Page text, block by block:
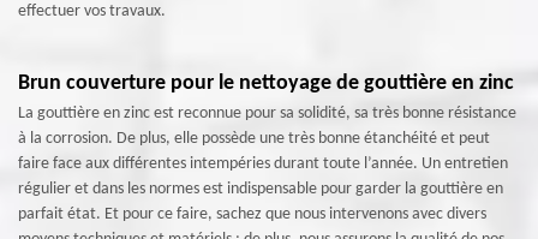
effectuer vos travaux.
Brun couverture pour le nettoyage de gouttière en zinc
La gouttière en zinc est reconnue pour sa solidité, sa très bonne résistance
à la corrosion. De plus, elle possède une très bonne étanchéité et peut
faire face aux différentes intempéries durant toute l’année. Un entretien
régulier et dans les normes est indispensable pour garder la gouttière en
parfait état. Et pour ce faire, sachez que nous intervenons avec divers